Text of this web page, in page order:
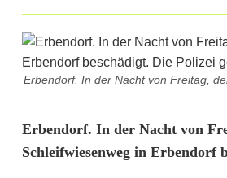
Erbendorf. In der Nacht von Freitag,
R
e
Erbendorf. In der Nacht von
Schleifwiesenweg in Erbendorf